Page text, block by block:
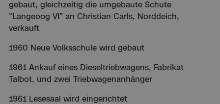
gebaut, gleichzeitig die umgebaute Schute
"Langeoog VI" an Christian Carls, Norddeich,
verkauft
1960 Neue Volksschule wird gebaut
1961 Ankauf eines Dieseltriebwagens, Fabrikat
Talbot, und zwei Triebwagenanhänger
1961 Lesesaal wird eingerichtet